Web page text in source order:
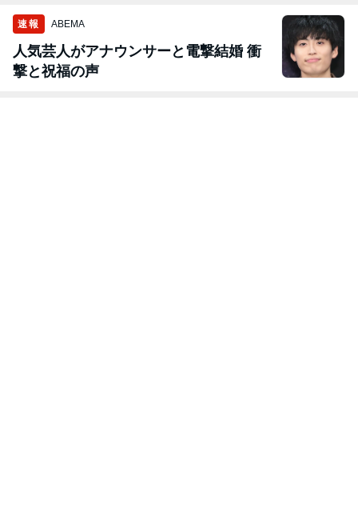
速報 ABEMA
人気芸人がアナウンサーと電撃結婚 衝
撃と祝福の声